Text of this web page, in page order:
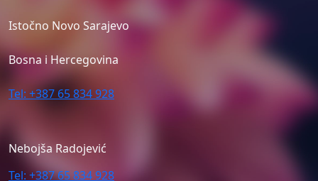
Istočno Novo Sarajevo
Bosna i Hercegovina
Tel: +387 65 834 928
Nebojša Radojević
Tel: +387 65 834 928